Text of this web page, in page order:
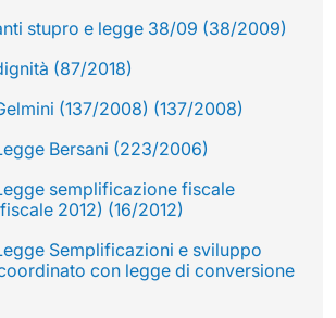
stupro e legge 38/09 (38/2009)
(87/2018)
(137/2008) (137/2008)
Bersani (223/2006)
semplificazione fiscale
2012) (16/2012)
Semplificazioni e sviluppo
con legge di conversione